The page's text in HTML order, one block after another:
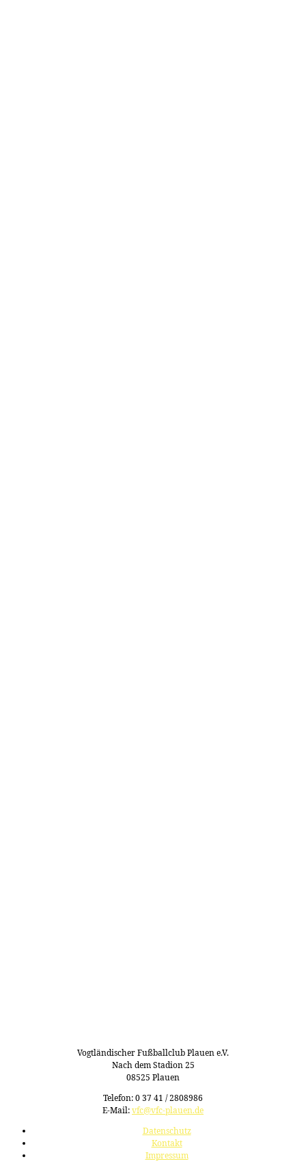
Vogtländischer Fußballclub Plauen e.V.
Nach dem Stadion 25
08525 Plauen
Telefon: 0 37 41 / 2808986
E-Mail:vfc@vfc-plauen.de
Datenschutz
Kontakt
Impressum